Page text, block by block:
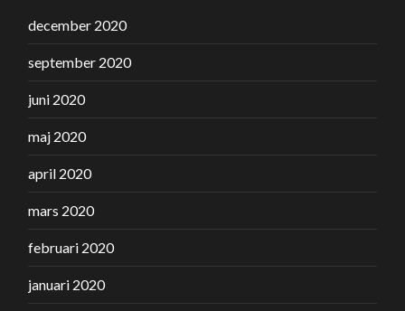
december 2020
september 2020
juni 2020
maj 2020
april 2020
mars 2020
februari 2020
januari 2020